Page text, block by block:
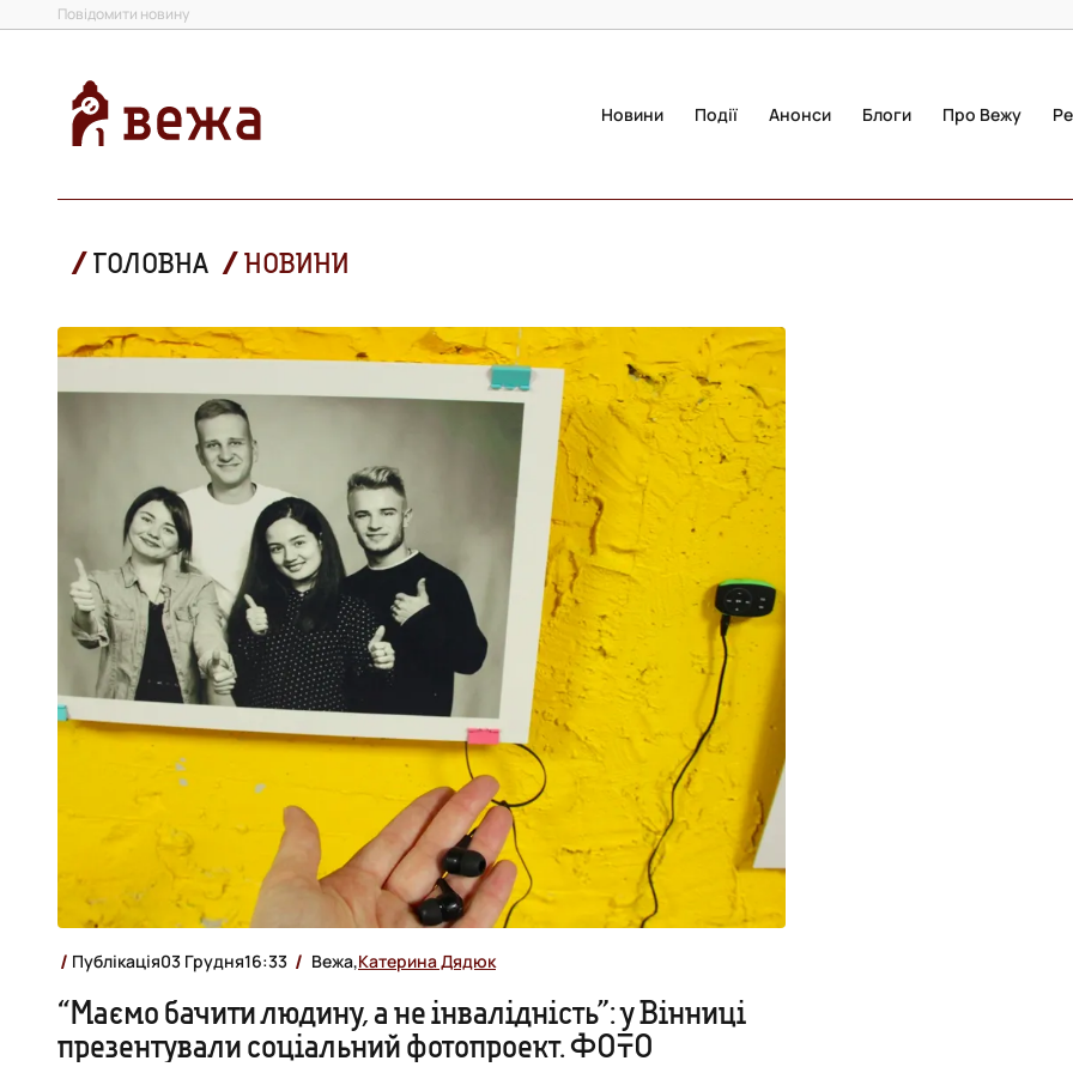
Повідомити новину
Новини Події Анонси Блоги Про Вежу
ГОЛОВНА НОВИНИ
Публікація03 Грудня16:33 Вежа,Катерина Дядюк
“Маємо бачити людину, а не інвалідність”: у Вінниці
презентували соціальний фотопроект. ФОТО